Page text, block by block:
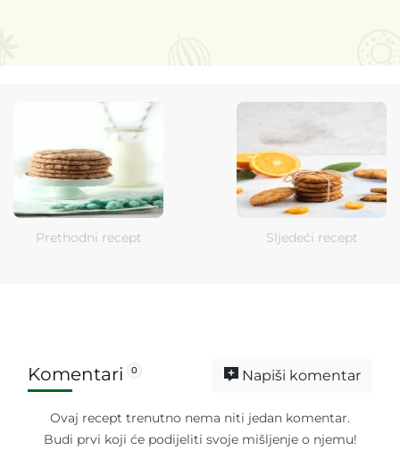
Prethodni recept Sljedeći recept
Komentari 0 Napiši komentar
Ovaj recept trenutno nema niti jedan komentar.
Budi prvi koji će podijeliti svoje mišljenje o njemu!